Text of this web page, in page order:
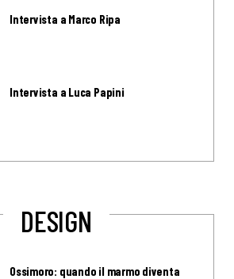
Intervista a Marco Ripa
Intervista a Luca Papini
DESIGN
Ossimoro: quando il marmo diventa